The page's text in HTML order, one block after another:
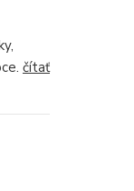
čítať